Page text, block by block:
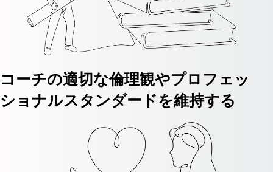
コーチの適切な倫理観やプロフェッ
ショナルスタンダードを維持する